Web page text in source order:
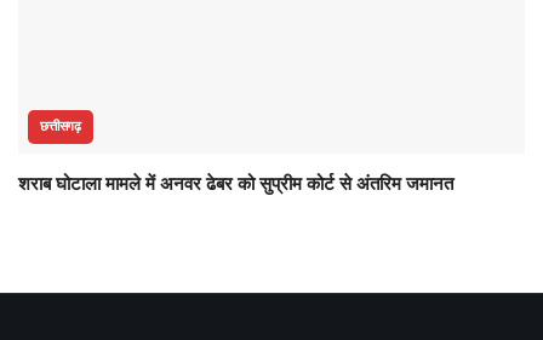
छत्तीसगढ़
शराब घोटाला मामले में अनवर ढेबर को सुप्रीम कोर्ट से अंतरिम जमानत